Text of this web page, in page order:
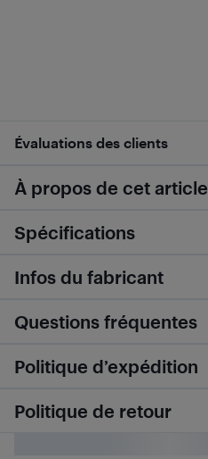
Évaluations des clients
À propos de cet article
Spécifications
Infos du fabricant
Questions fréquentes
Politique d’expédition
Politique de retour